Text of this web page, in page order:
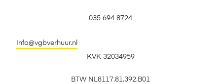
035 694 8724
Info@vgbverhuur.nl
KVK 32034959
BTW NL8117.81.392.B01